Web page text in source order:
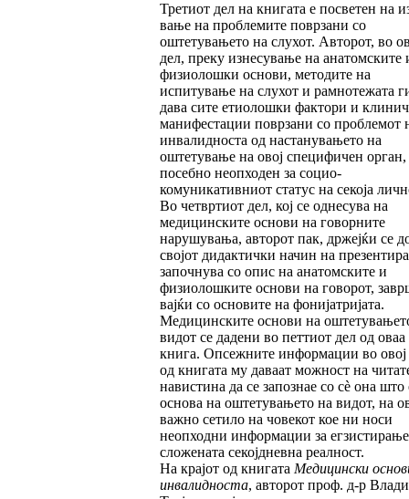
Третиот дел на книгата е посветен на
ва­ње на проблемите поврзани со
оштетувањето на слухот. Авторот, во
дел, преку изнесување на анатомските
физиолошки основи, мето­ди­те на
испитување на слухот и рамнотежата
дава сите етиолошки фактори и
мани­фес­тации поврзани со проблемот
инвалид­нос­та од настанувањето на
оштетување на овој специфичен орган,
посебно неопходен за со­цио­
комуникативниот статус на секоја
Во четвртиот дел, кој се однесува на
медицин­ски­те основи на говорните
нарушувања, авто­рот пак, држејќи се
својот дидактички начин на
започнува со опис на анатом­ски­те и
физиолошките основи на говорот,
вајќи со основите на фонијатријата.
Медицинските основи на
ви­дот се дадени во петтиот дел од оваа
книга. Оп­сежните информации во овој
од книгата му даваат можност на
навистина да се запознае со сè она што
основа на оштету­ва­ње­то на видот, на
важно сетило на човекот кое ни носи
неопходни информации за
сложената секојдневна реалност.
На крајот од книгата Медицински
инвалидноста, авторот проф. д-р